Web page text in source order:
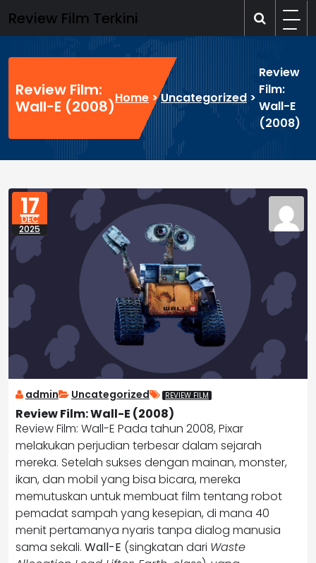
to
content
Review Film Terkini
Review Film:
Wall-E (2008)Home >Uncategorized >
Review
Film:
Wall-E
(2008)
17
DEC
2025
admin Uncategorized REVIEW FILM
Review Film: Wall-E (2008)
Review Film: Wall-E Pada tahun 2008, Pixar
melakukan perjudian terbesar dalam sejarah
mereka. Setelah sukses dengan mainan, monster,
ikan, dan mobil yang bisa bicara, mereka
memutuskan untuk membuat film tentang robot
pemadat sampah yang kesepian, di mana 40
menit pertamanya nyaris tanpa dialog manusia
sama sekali. Wall-E (singkatan dari Waste